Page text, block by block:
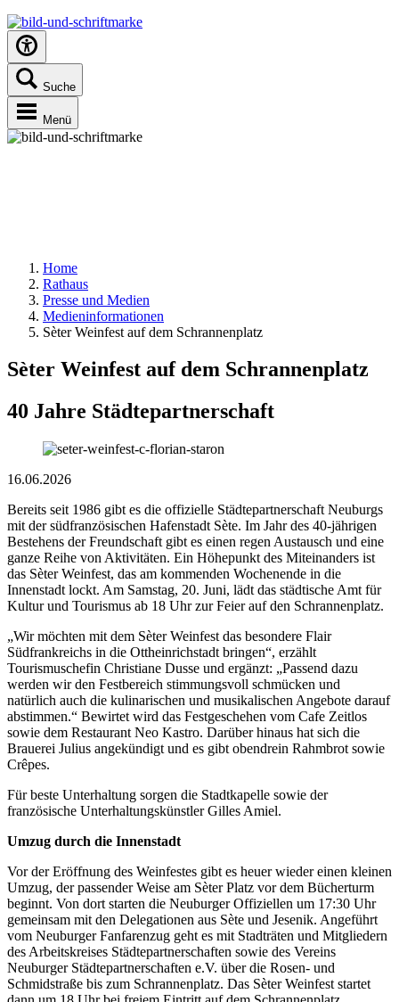
Suche
Menü
Home
Rathaus
Presse und Medien
Medieninformationen
Sèter Weinfest auf dem Schrannenplatz
Sèter Weinfest auf dem Schrannenplatz
40 Jahre Städtepartnerschaft
16.06.2026
Bereits seit 1986 gibt es die offizielle Städtepartnerschaft Neuburgs
mit der südfranzösischen Hafenstadt Sète. Im Jahr des 40-jährigen
Bestehens der Freundschaft gibt es einen regen Austausch und eine
ganze Reihe von Aktivitäten. Ein Höhepunkt des Miteinanders ist
das Sèter Weinfest, das am kommenden Wochenende in die
Innenstadt lockt. Am Samstag, 20. Juni, lädt das städtische Amt für
Kultur und Tourismus ab 18 Uhr zur Feier auf den Schrannenplatz.
„Wir möchten mit dem Sèter Weinfest das besondere Flair
Südfrankreichs in die Ottheinrichstadt bringen“, erzählt
Tourismuschefin Christiane Dusse und ergänzt: „Passend dazu
werden wir den Festbereich stimmungsvoll schmücken und
natürlich auch die kulinarischen und musikalischen Angebote darauf
abstimmen.“ Bewirtet wird das Festgeschehen vom Cafe Zeitlos
sowie dem Restaurant Neo Kastro. Darüber hinaus hat sich die
Brauerei Julius angekündigt und es gibt obendrein Rahmbrot sowie
Crêpes.
Für beste Unterhaltung sorgen die Stadtkapelle sowie der
französische Unterhaltungskünstler Gilles Amiel.
Umzug durch die Innenstadt
Vor der Eröffnung des Weinfestes gibt es heuer wieder einen kleinen
Umzug, der passender Weise am Sèter Platz vor dem Bücherturm
beginnt. Von dort starten die Neuburger Offiziellen um 17:30 Uhr
gemeinsam mit den Delegationen aus Sète und Jesenik. Angeführt
vom Neuburger Fanfarenzug geht es mit Stadträten und Mitgliedern
des Arbeitskreises Städtepartnerschaften sowie des Vereins
Neuburger Städtepartnerschaften e.V. über die Rosen- und
Schmidstraße bis zum Schrannenplatz. Das Sèter Weinfest startet